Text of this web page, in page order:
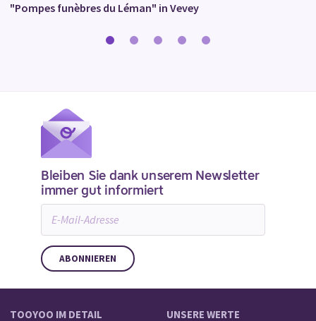
"Pompes funèbres du Léman" in Vevey
Bleiben Sie dank unserem Newsletter
immer gut informiert
Mail-
Adresse
TOOYOO IM DETAIL UNSERE WERTE